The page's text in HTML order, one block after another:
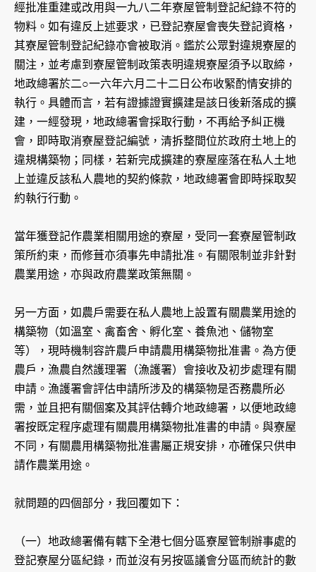
經批准重建或改用與一九八二年寮屋管制登記紀錄不符的
物料。如有違反上述要求，已登記寮屋會喪失登記資格，
其寮屋管制登記紀錄亦會被取消。鑑於公眾對違規寮屋的
關注，並考慮到寮屋管制政策表明違規寮屋須予以取締，
地政總署於二○一六年六月二十二日公布收緊酌情安排的
執行。具體而言，若有證據證實擴建是該日後新落成的擴
建，一經發現，地政總署會採取行動，不再給予糾正機
會，即時取消寮屋登記編號，清拆整間位於政府土地上的
違規構築物；同樣，若新完成擴建的寮屋座落在私人土地
上並違反該私人農地的契約條款，地政總署會即時採取契
約執行行動。
當年獲登記作農業相關用途的寮屋，受同一套寮屋管制政
策所約束，而修葺亦須事先申請批准。有關限制並非針對
農業用途，亦與政府農業政策無關。
另一方面，如農戶需要在私人農地上設置有關農業用途的
構築物（如溫室、禽畜舍、孵化室、養魚池、儲物室
等），現時機制容許農戶申請農用構築物批准書。為方便
農戶，漁農自然護理署（漁護署）會接收及初步處理有關
申請。漁護署會評估申請所涉及的構築物是否務農所必
需，並且把有關個案及其評估轉介地政總署，以便地政總
署按既定程序處理有關農用構築物批准書的申請。與寮屋
不同，有關農用構築物批准書屬正規安排，亦確保只供申
請作農業用途。
就問題的四個部分，我回覆如下：
（一）地政總署備有轄下全港七個分區寮屋管制辦事處的
登記寮屋分區紀錄，而並沒有另按區議會分區而統計的數